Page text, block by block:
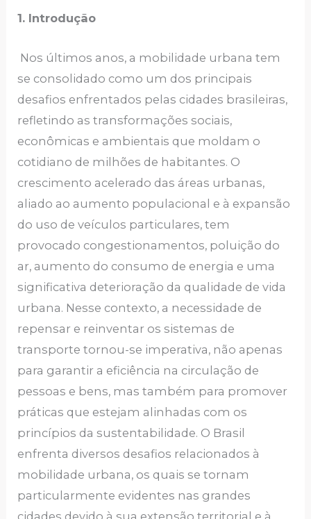
1. Introdução
Nos últimos anos, a mobilidade urbana tem
se consolidado como um dos principais
desafios enfrentados pelas cidades brasileiras,
refletindo as transformações sociais,
econômicas e ambientais que moldam o
cotidiano de milhões de habitantes. O
crescimento acelerado das áreas urbanas,
aliado ao aumento populacional e à expansão
do uso de veículos particulares, tem
provocado congestionamentos, poluição do
ar, aumento do consumo de energia e uma
significativa deterioração da qualidade de vida
urbana. Nesse contexto, a necessidade de
repensar e reinventar os sistemas de
transporte tornou-se imperativa, não apenas
para garantir a eficiência na circulação de
pessoas e bens, mas também para promover
práticas que estejam alinhadas com os
princípios da sustentabilidade. O Brasil
enfrenta diversos desafios relacionados à
mobilidade urbana, os quais se tornam
particularmente evidentes nas grandes
cidades devido à sua extensão territorial e à